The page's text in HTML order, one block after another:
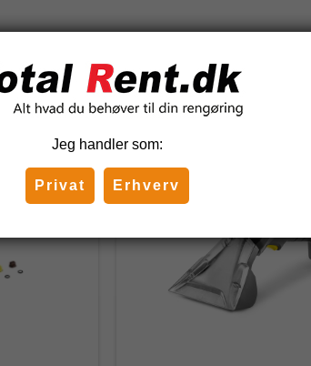
-12%
Jeg handler som:
Privat Erhverv